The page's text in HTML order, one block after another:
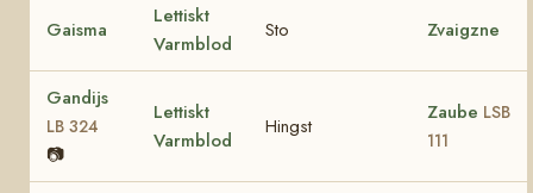
Gaisma
Lettiskt
Varmblod
Sto Zvaigzne
Gandijs
LB 324
📷
Lettiskt
Varmblod
Hingst
Zaube LSB
111